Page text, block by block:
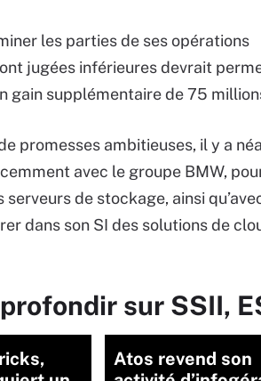
les parties de ses opérations
jugées inférieures devrait
gain supplémentaire de 75
promesses ambitieuses, il y a
avec le groupe BMW,
de stockage, ainsi
dans son SI des solutions de
sur SSII,
Atos revend son